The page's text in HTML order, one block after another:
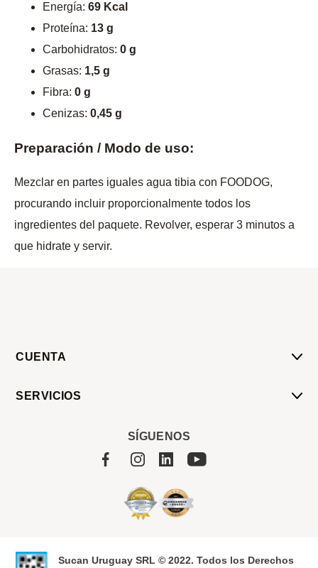
Energía: 69 Kcal
Proteína: 13 g
Carbohidratos: 0 g
Grasas: 1,5 g
Fibra: 0 g
Cenizas: 0,45 g
Preparación / Modo de uso:
Mezclar en partes iguales agua tibia con FOODOG,
procurando incluir proporcionalmente todos los
ingredientes del paquete. Revolver, esperar 3 minutos a
que hidrate y servir.
CUENTA
SERVICIOS
SÍGUENOS
Sucan Uruguay SRL © 2022. Todos los Derechos